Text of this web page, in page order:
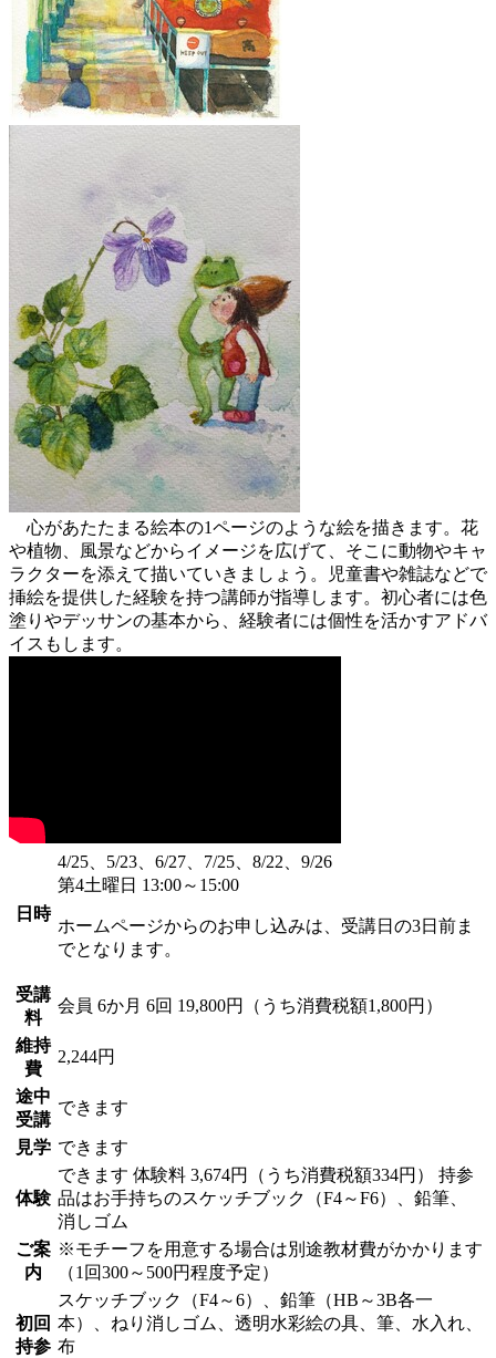
心があたたまる絵本の1ページのような絵を描きます。花
や植物、風景などからイメージを広げて、そこに動物やキャ
ラクターを添えて描いていきましょう。児童書や雑誌などで
挿絵を提供した経験を持つ講師が指導します。初心者には色
塗りやデッサンの基本から、経験者には個性を活かすアドバ
イスもします。
日時
4/25、5/23、6/27、7/25、8/22、9/26
第4土曜日 13:00～15:00
ホームページからのお申し込みは、受講日の3日前ま
でとなります。
受講
料
会員 6か月 6回 19,800円（うち消費税額1,800円）
維持
費
2,244円
途中
受講
できます
見学 できます
体験
できます 体験料 3,674円（うち消費税額334円） 持参
品はお手持ちのスケッチブック（F4～F6）、鉛筆、
消しゴム
ご案
内
※モチーフを用意する場合は別途教材費がかかります
（1回300～500円程度予定）
初回
持参
スケッチブック（F4～6）、鉛筆（HB～3B各一
本）、ねり消しゴム、透明水彩絵の具、筆、水入れ、
布